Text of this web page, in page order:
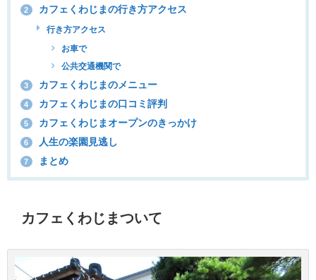
2 カフェくわじまの行き方アクセス
行き方アクセス
お車で
公共交通機関で
3 カフェくわじまのメニュー
4 カフェくわじまの口コミ評判
5 カフェくわじまオープンのきっかけ
6 人生の楽園見逃し
7 まとめ
カフェくわじまついて